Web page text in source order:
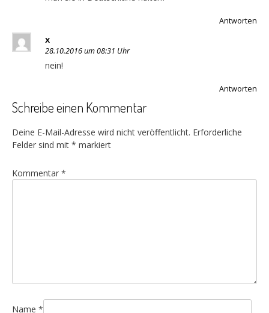
Antworten
x
28.10.2016 um 08:31 Uhr
nein!
Antworten
Schreibe einen Kommentar
Deine E-Mail-Adresse wird nicht veröffentlicht. Erforderliche
Felder sind mit * markiert
Kommentar *
Name *